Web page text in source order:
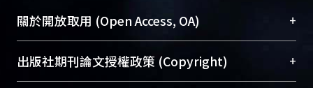
成果。
To permanently archive and promote researcher
profiles and scholarly works, Library integrates the
services of “NTU Repository” with “Academic
Sciences Library)
關於開放取用 (Open Access, OA) +
開放取用是從使用者角度提升資訊取用性的社會運
動，應用在學術研究上是透過將研究著作公開供使
出版社期刊論文授權政策 (Copyright) +